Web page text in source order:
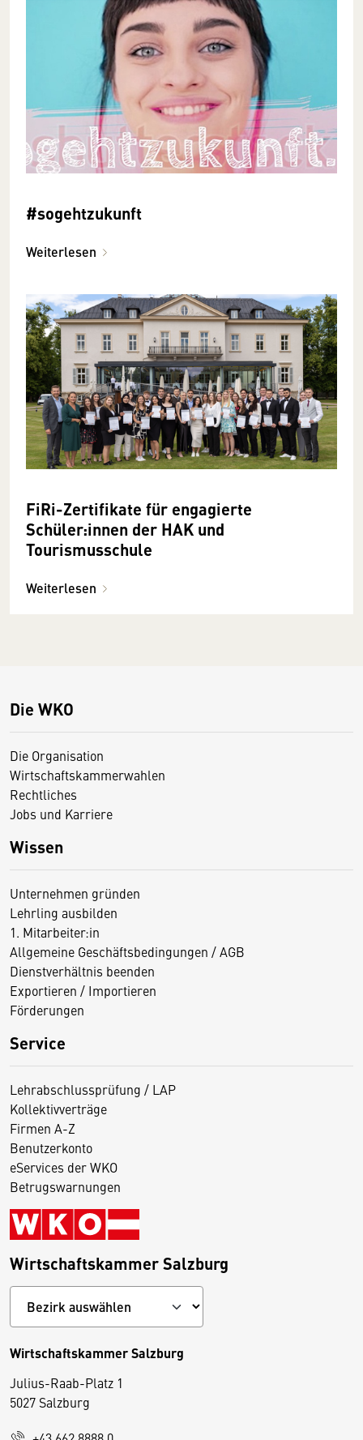
#sogehtzukunft
Weiterlesen
FiRi-Zertifikate für engagierte
Schüler:innen der HAK und
Tourismusschule
Weiterlesen
Die WKO
Die Organisation
Wirtschaftskammerwahlen
Rechtliches
Jobs und Karriere
Wissen
Unternehmen gründen
Lehrling ausbilden
1. Mitarbeiter:in
Allgemeine Geschäftsbedingungen / AGB
Dienstverhältnis beenden
Exportieren / Importieren
Förderungen
Service
Lehrabschlussprüfung / LAP
Kollektivverträge
Firmen A-Z
Benutzerkonto
eServices der WKO
Betrugswarnungen
Wirtschaftskammer Salzburg
Wirtschaftskammer Salzburg
Julius-Raab-Platz 1
5027 Salzburg
D